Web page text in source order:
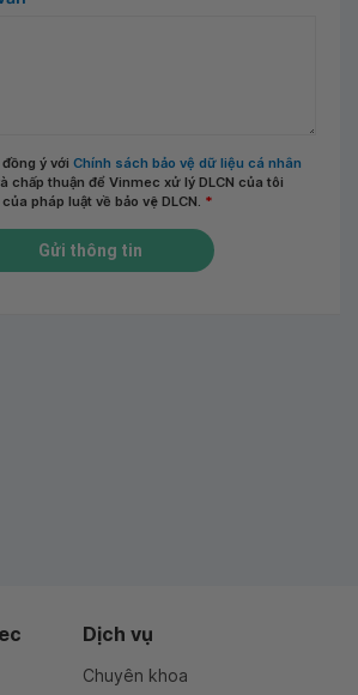
ý với Chính sách bảo vệ dữ liệu cá nhân
chấp thuận để Vinmec xử lý DLCN của tôi
pháp luật về bảo vệ DLCN. *
Gửi thông tin
Dịch vụ
Chuyên khoa